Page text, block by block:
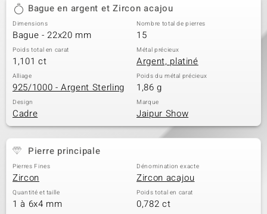
Bague en argent et Zircon acajou
Dimensions
Bague - 22x20 mm
Nombre total de pierres
15
Poids total en carat
1,101 ct
Métal précieux
Argent, platiné
Alliage
925/1000 - Argent Sterling
Poids du métal précieux
1,86 g
Design
Cadre
Marque
Jaipur Show
Pierre principale
Pierres Fines
Zircon
Dénomination exacte
Zircon acajou
Quantité et taille
1 à 6x4 mm
Poids total en carat
0,782 ct